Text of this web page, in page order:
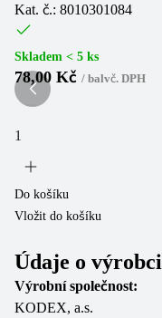
Kat. č.: 8010301084
Skladem < 5 ks
78,00 Kč / balvč. DPH
Do košíku
Vložit do košíku
Údaje o výrobci
Výrobní společnost:
KODEX, a.s.